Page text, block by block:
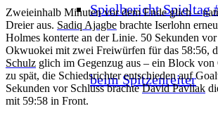
Spielbericht Spieltag
beim Spitzenreiter
Zweieinhalb Minuten vor dem Ende glich –
Dreier aus. Sadiq Ajagbe brachte Iserlohn
Holmes konterte an der Linie. 50 Sekunden
Okwuokei mit zwei Freiwürfen für das 58:56,
Schulz glich im Gegenzug aus – ein Block
zu spät, die Schiedsrichter entschieden auf
Sekunden vor Schluss brachteDavid Pavliak
mit 59:58 in Front.